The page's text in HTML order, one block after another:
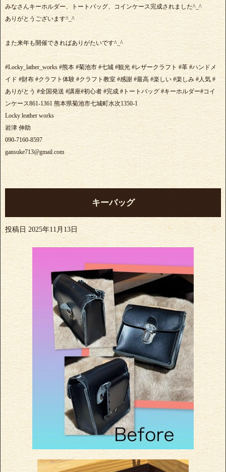
みなさんキーホルダー、トートバッグ、コインケース完成されました^_^
ありがとうございます^_^
また来年も開催できればありがたいです^_^
#Locky_lather_works #熊本 #菊池市 #七城 #観光 #レザークラフト #革 #ハンドメ
イド #財布 #クラフト体験 #クラフト教室 #感謝 #最高 #楽しい #楽しみ #人気 #
ありがとう #全国発送 #講座#初心者 #完成 #トートバッグ #キーホルダー#コイ
ンケース861-1361 熊本県菊池市七城町水次1350-1
Locky leather works
岩津 伸助
090-7160-8597
gansuke713@gmail.com
キーバッグ
投稿日 2025年11月13日